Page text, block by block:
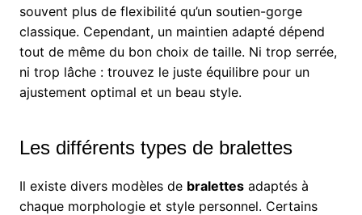
souvent plus de flexibilité qu’un soutien-gorge
classique. Cependant, un maintien adapté dépend
tout de même du bon choix de taille. Ni trop serrée,
ni trop lâche : trouvez le juste équilibre pour un
ajustement optimal et un beau style.
Les différents types de bralettes
Il existe divers modèles de bralettesadaptés à
chaque morphologie et style personnel. Certains